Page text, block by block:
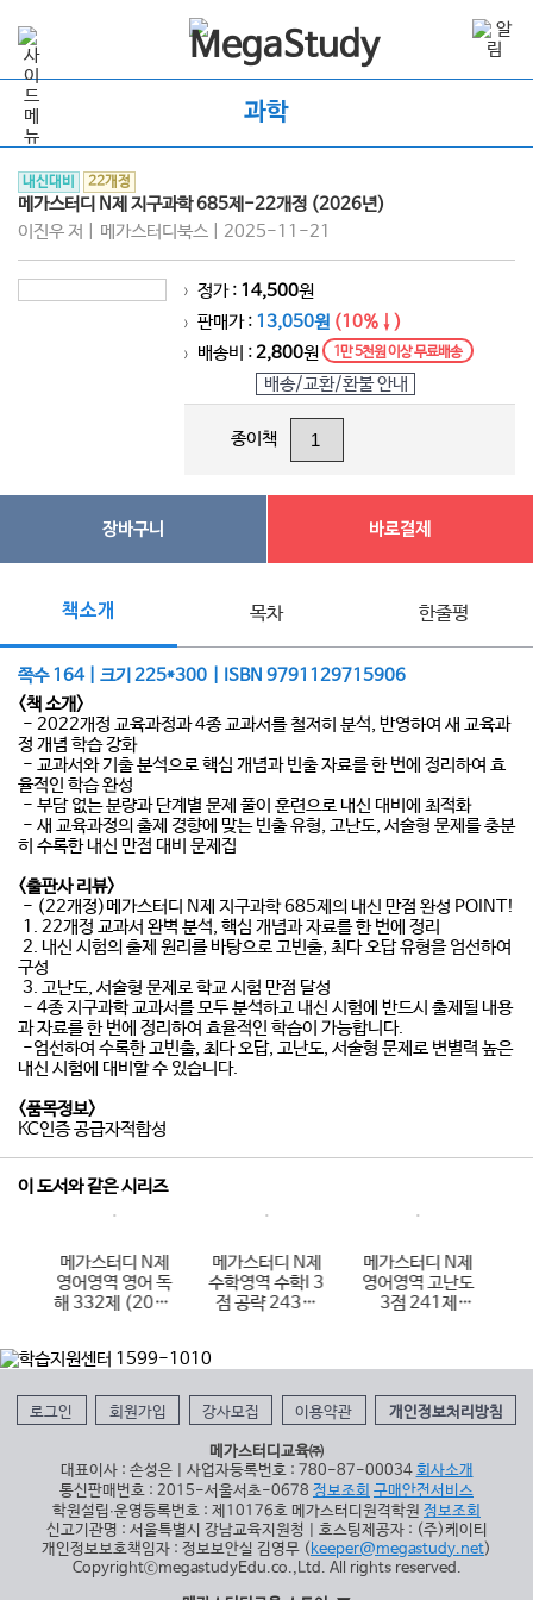
과학
내신대비 22개정
메가스터디 N제 지구과학 685제-22개정 (2026년)
이진우 저 | 메가스터디북스 | 2025-11-21
> 정가 : 14,500원
> 판매가 : 13,050원 (10%↓)
> 배송비 :2,800원 1만 5천원 이상 무료배송
배송/교환/환불 안내
종이책
장바구니 바로결제
책소개 목차 한줄평
쪽수 164 | 크기 225*300 | ISBN 9791129715906
<책 소개>
- 2022개정 교육과정과 4종 교과서를 철저히 분석, 반영하여 새 교육과
정 개념 학습 강화
- 교과서와 기출 분석으로 핵심 개념과 빈출 자료를 한 번에 정리하여 효
율적인 학습 완성
- 부담 없는 분량과 단계별 문제 풀이 훈련으로 내신 대비에 최적화
- 새 교육과정의 출제 경향에 맞는 빈출 유형, 고난도, 서술형 문제를 충분
히 수록한 내신 만점 대비 문제집
<출판사 리뷰>
- (22개정)메가스터디 N제 지구과학 685제의 내신 만점 완성 POINT!
1. 22개정 교과서 완벽 분석, 핵심 개념과 자료를 한 번에 정리
2. 내신 시험의 출제 원리를 바탕으로 고빈출, 최다 오답 유형을 엄선하여
구성
3. 고난도, 서술형 문제로 학교 시험 만점 달성
- 4종 지구과학 교과서를 모두 분석하고 내신 시험에 반드시 출제될 내용
과 자료를 한 번에 정리하여 효율적인 학습이 가능합니다.
-엄선하여 수록한 고빈출, 최다 오답, 고난도, 서술형 문제로 변별력 높은
내신 시험에 대비할 수 있습니다.
<품목정보>
KC인증 공급자적합성
이 도서와 같은 시리즈
메가스터디 N제
영어영역 영어 독
해 332제 (2026
메가스터디 N제
수학영역 수학I 3
점 공략 243제
메가스터디 N제
영어영역 고난도
3점 241제
로그인 회원가입 강사모집 이용약관 개인정보처리방침
메가스터디교육㈜
대표이사 : 손성은 | 사업자등록번호 : 780-87-00034 회사소개
통신판매번호 : 2015-서울서초-0678 정보조회 구매안전서비스
학원설립∙운영등록번호 : 제10176호 메가스터디원격학원 정보조회
신고기관명 : 서울특별시 강남교육지원청 | 호스팅제공자 : (주)케이티
개인정보보호책임자 : 정보보안실 김영무 (keeper@megastudy.net)
CopyrightⓒmegastudyEdu.co.,Ltd. All rights reserved.